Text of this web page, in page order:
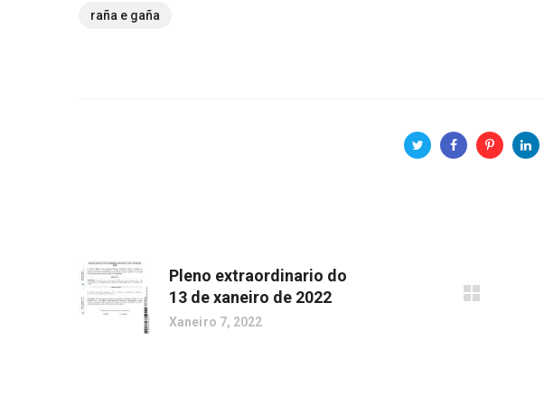
raña e gaña
Pleno extraordinario do
13 de xaneiro de 2022
Xaneiro 7, 2022